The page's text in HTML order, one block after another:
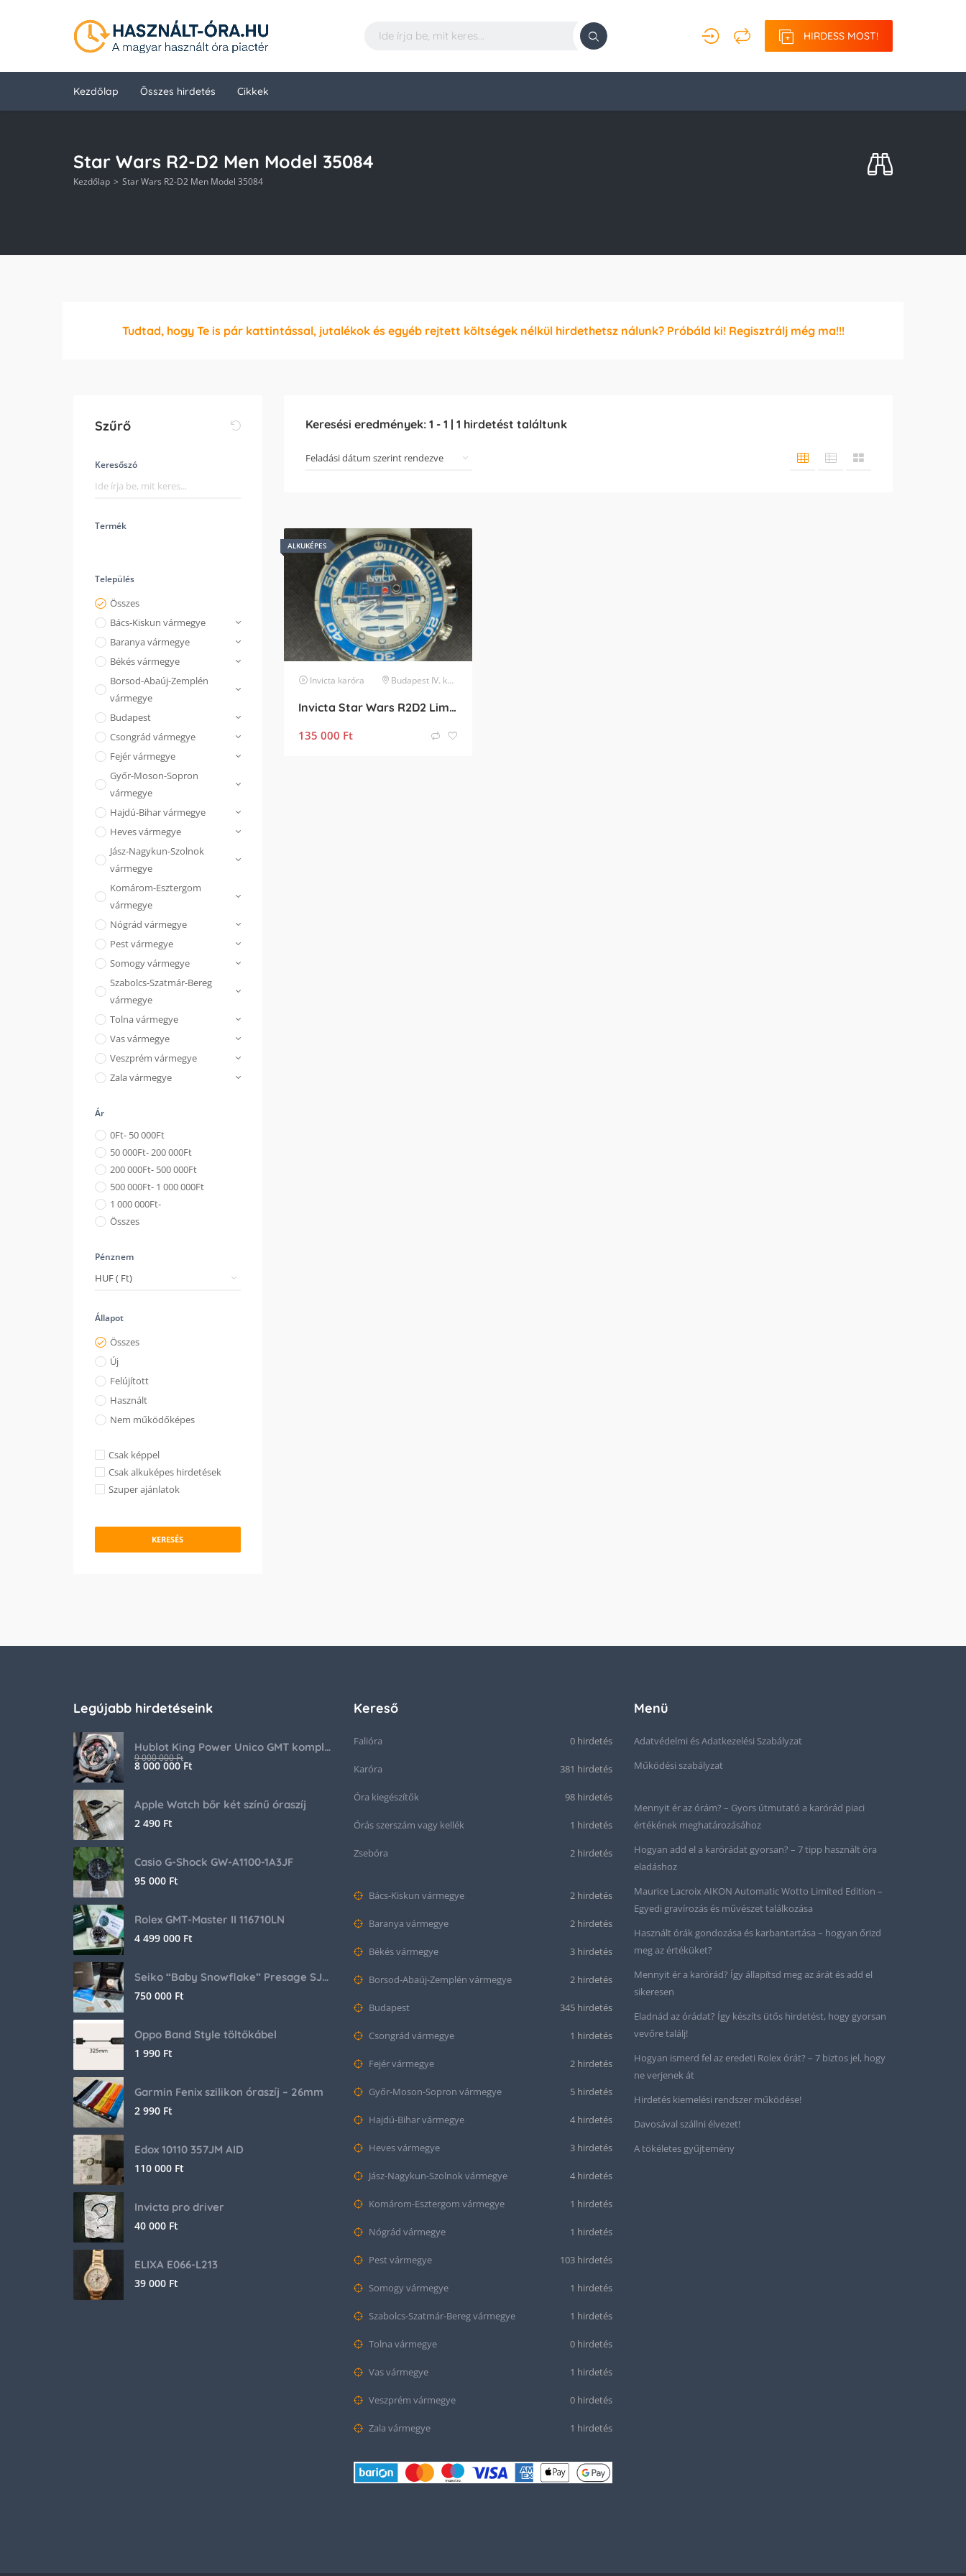
HIRDESS MOST!
Kezdőlap Összes hirdetés Cikkek
Star Wars R2-D2 Men Model 35084
Kezdőlap Star Wars R2-D2 Men Model 35084
Tudtad, hogy Te is pár kattintással, jutalékok és egyéb rejtett költségek nélkül hirdethetsz nálunk? Próbáld ki! Regisztrálj még ma!!!
Szűrő
Keresőszó
Termék
Település
Összes
Bács-Kiskun vármegye
Baranya vármegye
Békés vármegye
Borsod-Abaúj-Zemplén
vármegye
Budapest
Csongrád vármegye
Fejér vármegye
Győr-Moson-Sopron
vármegye
Hajdú-Bihar vármegye
Heves vármegye
Jász-Nagykun-Szolnok
vármegye
Komárom-Esztergom
vármegye
Nógrád vármegye
Pest vármegye
Somogy vármegye
Szabolcs-Szatmár-Bereg
vármegye
Tolna vármegye
Vas vármegye
Veszprém vármegye
Zala vármegye
Ár
0Ft- 50 000Ft
50 000Ft- 200 000Ft
200 000Ft- 500 000Ft
500 000Ft- 1 000 000Ft
1 000 000Ft-
Összes
Pénznem
Állapot
Összes
Új
Felújított
Használt
Nem működőképes
Csak képpel
Csak alkuképes hirdetések
Szuper ajánlatok
KERESÉS
Keresési eredmények: 1 - 1 | 1 hirdetést találtunk
ALKUKÉPES
Invicta karóra Budapest IV. kerület
Invicta Star Wars R2D2 Limited Edition Férfi Karóra
135 000 Ft
Legújabb hirdetéseink
Hublot King Power Unico GMT komplett rózsaarany
9 000 000Ft
8 000 000Ft
Apple Watch bőr két színű óraszíj
2 490 Ft
Casio G-Shock GW-A1100-1A3JF
95 000 Ft
Rolex GMT-Master II 116710LN
4 499 000 Ft
Seiko “Baby Snowflake” Presage SJE073J1/SARA015 Limited Edition
750 000 Ft
Oppo Band Style töltőkábel
1 990 Ft
Garmin Fenix szilikon óraszíj – 26mm
2 990 Ft
Edox 10110 357JM AID
110 000 Ft
Invicta pro driver
40 000 Ft
ELIXA E066-L213
39 000 Ft
Kereső
Falióra 0 hirdetés
Karóra 381 hirdetés
Óra kiegészítők 98 hirdetés
Órás szerszám vagy kellék 1 hirdetés
Zsebóra 2 hirdetés
Bács-Kiskun vármegye 2 hirdetés
Baranya vármegye 2 hirdetés
Békés vármegye 3 hirdetés
Borsod-Abaúj-Zemplén vármegye 2 hirdetés
Budapest 345 hirdetés
Csongrád vármegye 1 hirdetés
Fejér vármegye 2 hirdetés
Győr-Moson-Sopron vármegye 5 hirdetés
Hajdú-Bihar vármegye 4 hirdetés
Heves vármegye 3 hirdetés
Jász-Nagykun-Szolnok vármegye 4 hirdetés
Komárom-Esztergom vármegye 1 hirdetés
Nógrád vármegye 1 hirdetés
Pest vármegye 103 hirdetés
Somogy vármegye 1 hirdetés
Szabolcs-Szatmár-Bereg vármegye 1 hirdetés
Tolna vármegye 0 hirdetés
Vas vármegye 1 hirdetés
Veszprém vármegye 0 hirdetés
Zala vármegye 1 hirdetés
Menü
Adatvédelmi és Adatkezelési Szabályzat
Működési szabályzat
Mennyit ér az órám? – Gyors útmutató a karórád piaci
értékének meghatározásához
Hogyan add el a karórádat gyorsan? – 7 tipp használt óra
eladáshoz
Maurice Lacroix AIKON Automatic Wotto Limited Edition –
Egyedi gravírozás és művészet találkozása
Használt órák gondozása és karbantartása – hogyan őrizd
meg az értéküket?
Mennyit ér a karórád? Így állapítsd meg az árát és add el
sikeresen
Eladnád az órádat? Így készíts ütős hirdetést, hogy gyorsan
vevőre találj!
Hogyan ismerd fel az eredeti Rolex órát? – 7 biztos jel, hogy
ne verjenek át
Hirdetés kiemelési rendszer működése!
Davosával szállni élvezet!
A tökéletes gyűjtemény